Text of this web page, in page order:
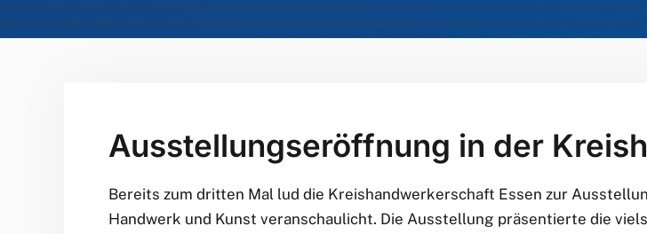
Ausstellungseröffnung in der
Bereits zum dritten Mal lud die Kreishandwerkerschaft Essen zur
Handwerk und Kunst veranschaulicht. Die Ausstellung präsentierte die